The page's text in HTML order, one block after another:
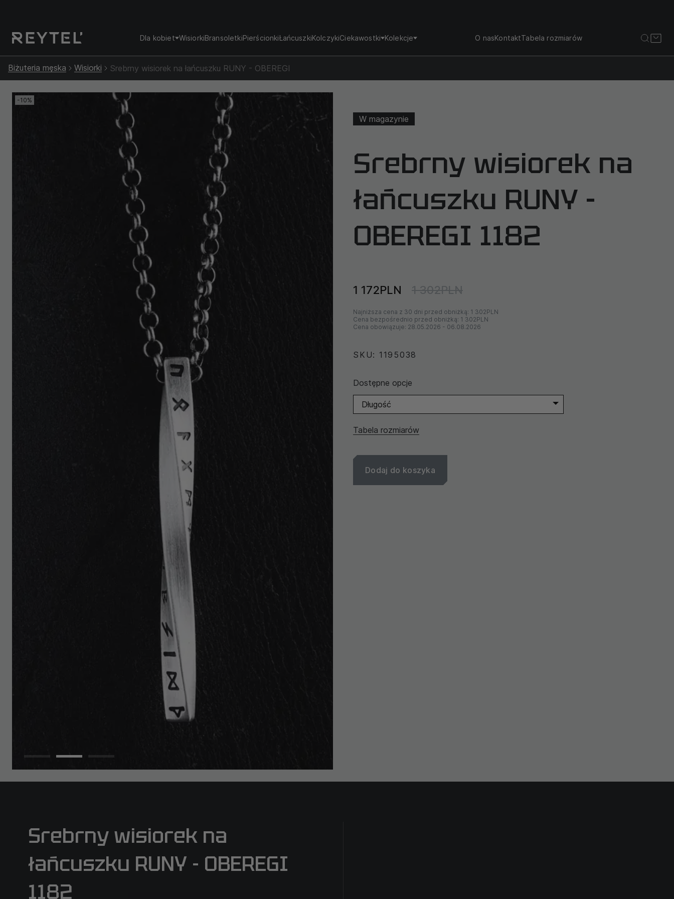
Dla kobiet WisiorkiBransoletkiPierścionkiŁańcuszkiKolczykiCiekawostki Kolekcje O nasKontaktTabela rozmiarów
Biżuteria męska Wisiorki Srebrny wisiorek na łańcuszku RUNY - OBEREGI
-10%
W magazynie
Srebrny wisiorek na
łańcuszku RUNY -
OBEREGI 1182
1 172PLN 1 302PLN
Najniższa cena z 30 dni przed obniżką: 1 302PLN
Cena bezpośrednio przed obniżką: 1 302PLN
Cena obowiązuje: 28.05.2026 - 06.08.2026
SKU: 1195038
Dostępne opcje
Długość
Tabela rozmiarów
Dodaj do koszyka
Srebrny wisiorek na
łańcuszku RUNY - OBEREGI
1182